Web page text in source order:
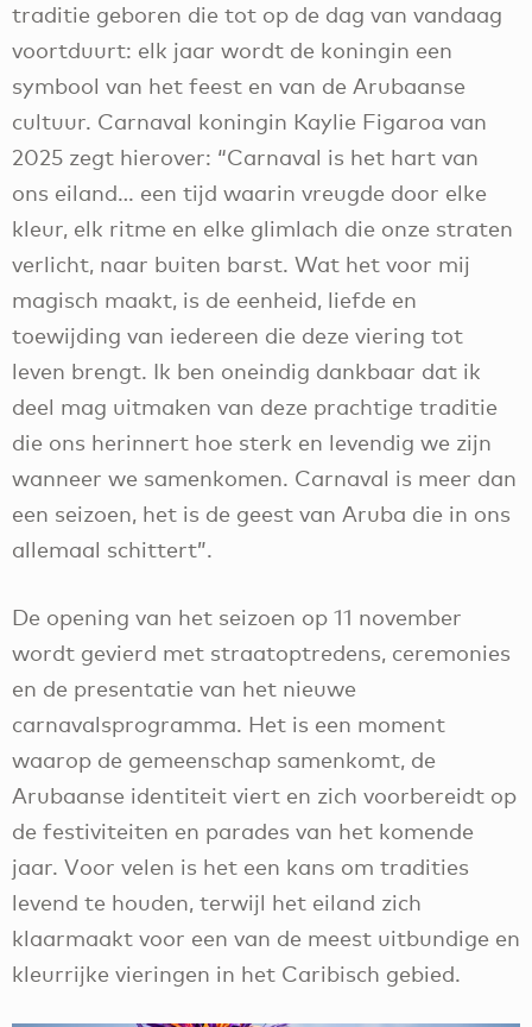
traditie geboren die tot op de dag van vandaag
voortduurt: elk jaar wordt de koningin een
symbool van het feest en van de Arubaanse
cultuur. Carnaval koningin Kaylie Figaroa van
2025 zegt hierover: “Carnaval is het hart van
ons eiland… een tijd waarin vreugde door elke
kleur, elk ritme en elke glimlach die onze straten
verlicht, naar buiten barst. Wat het voor mij
magisch maakt, is de eenheid, liefde en
toewijding van iedereen die deze viering tot
leven brengt. Ik ben oneindig dankbaar dat ik
deel mag uitmaken van deze prachtige traditie
die ons herinnert hoe sterk en levendig we zijn
wanneer we samenkomen. Carnaval is meer dan
een seizoen, het is de geest van Aruba die in ons
allemaal schittert”.
De opening van het seizoen op 11 november
wordt gevierd met straatoptredens, ceremonies
en de presentatie van het nieuwe
carnavalsprogramma. Het is een moment
waarop de gemeenschap samenkomt, de
Arubaanse identiteit viert en zich voorbereidt op
de festiviteiten en parades van het komende
jaar. Voor velen is het een kans om tradities
levend te houden, terwijl het eiland zich
klaarmaakt voor een van de meest uitbundige en
kleurrijke vieringen in het Caribisch gebied.